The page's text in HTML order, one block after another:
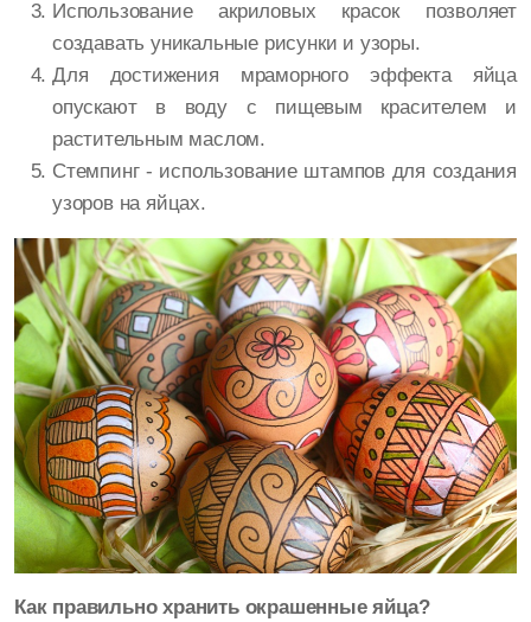
Использование акриловых красок позволяет
создавать уникальные рисунки и узоры.
Для достижения мраморного эффекта яйца
опускают в воду с пищевым красителем и
растительным маслом.
Стемпинг - использование штампов для создания
узоров на яйцах.
Как правильно хранить окрашенные яйца?